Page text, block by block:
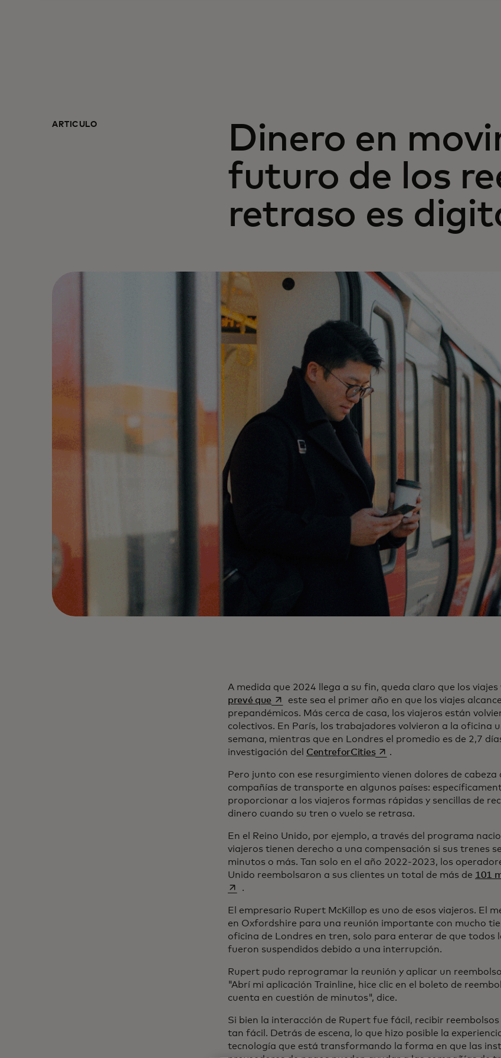
ARTÍCULO
Dinero en
futuro de los
retraso es
A medida que 2024 llega a su fin, queda claro que los
prevé que se abre en una pestaña nueva
este sea el primer año en que los viajes
prepandémicos. Más cerca de casa, los viajeros están
colectivos. En París, los trabajadores volvieron a la oficina
semana, mientras que en Londres el promedio es de 2,7
investigación del CentreforCitiesse abre en una pestaña
.
Pero junto con ese resurgimiento vienen dolores de cabeza
compañías de transporte en algunos países:
proporcionar a los viajeros formas rápidas y sencillas de
dinero cuando su tren o vuelo se retrasa.
En el Reino Unido, por ejemplo, a través del programa
viajeros tienen derecho a una compensación si sus trenes
minutos o más. Tan solo en el año 2022-2023, los
Unido reembolsaron a sus clientes un total de más de 101
.
El empresario Rupert McKillop es uno de esos viajeros. El
en Oxfordshire para una reunión importante con mucho
oficina de Londres en tren, solo para enterar de que todos
fueron suspendidos debido a una interrupción.
Rupert pudo reprogramar la reunión y aplicar un
"Abrí mi aplicación Trainline, hice clic en el boleto de
cuenta en cuestión de minutos", dice.
Si bien la interacción de Rupert fue fácil, recibir
tan fácil. Detrás de escena, lo que hizo posible la
tecnología que está transformando la forma en que las